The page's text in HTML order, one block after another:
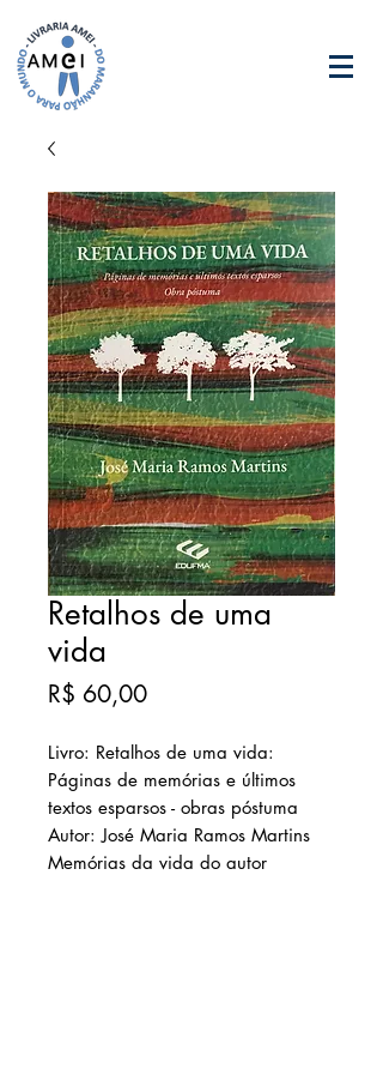
Retalhos de uma
vida
R$ 60,00Preço
Livro: Retalhos de uma vida:
Páginas de memórias e últimos
textos esparsos - obras póstuma
Autor: José Maria Ramos Martins
Memórias da vida do autor